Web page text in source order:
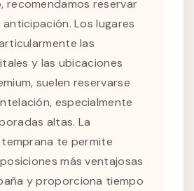
recomendamos reservar
anticipación. Los lugares
las
y las ubicaciones
suelen reservarse
especialmente
altas. La
te permite
más ventajosas
y proporciona tiempo